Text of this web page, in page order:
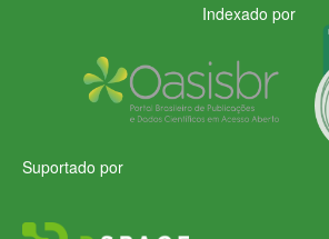
Indexado por
Suportado por